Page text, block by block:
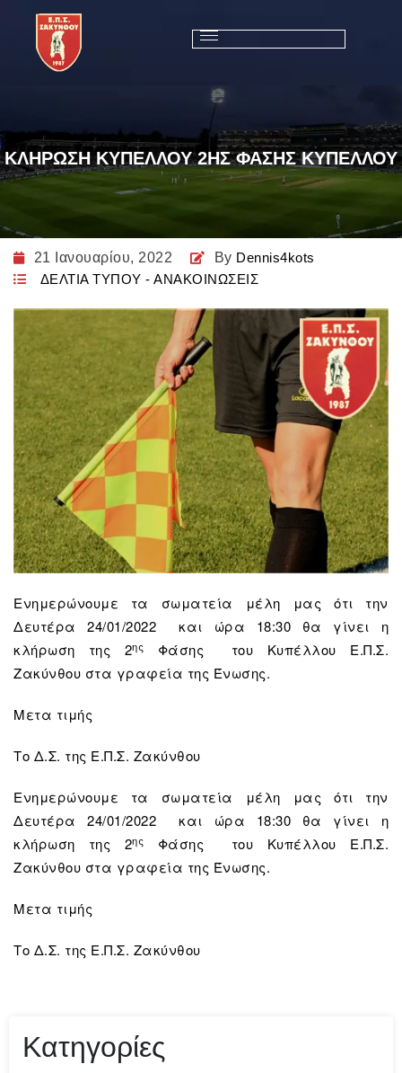
ΚΛΗΡΩΣΗ ΚΥΠΕΛΛΟΥ 2ΗΣ ΦΑΣΗΣ ΚΥΠΕΛΛΟΥ
21 Ιανουαρίου, 2022 By Dennis4kots
ΔΕΛΤΙΑ ΤΥΠΟΥ - ΑΝΑΚΟΙΝΩΣΕΙΣ
Ενημερώνουμε τα σωματεία μέλη μας ότι την
Δευτέρα 24/01/2022 και ώρα 18:30 θα γίνει η
κλήρωση της 2ης
Φάσης του Κυπέλλου Ε.Π.Σ.
Ζακύνθου στα γραφεία της Ένωσης.
Μετα τιμής
Το Δ.Σ. της Ε.Π.Σ. Ζακύνθου
Ενημερώνουμε τα σωματεία μέλη μας ότι την
Δευτέρα 24/01/2022 και ώρα 18:30 θα γίνει η
κλήρωση της 2ης
Φάσης του Κυπέλλου Ε.Π.Σ.
Ζακύνθου στα γραφεία της Ένωσης.
Μετα τιμής
Το Δ.Σ. της Ε.Π.Σ. Ζακύνθου
Κατηγορίες